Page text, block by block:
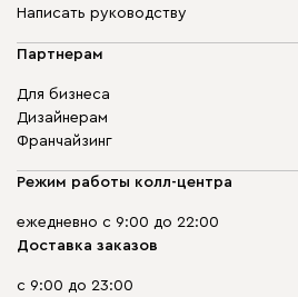
Написать руководству
Партнерам
Для бизнеса
Дизайнерам
Франчайзинг
Режим работы колл-центра
ежедневно с 9:00 до 22:00
Доставка заказов
с 9:00 до 23:00